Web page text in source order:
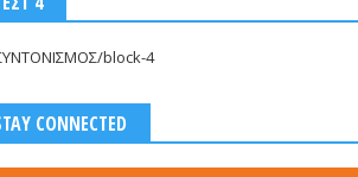
block-4
CONNECTED